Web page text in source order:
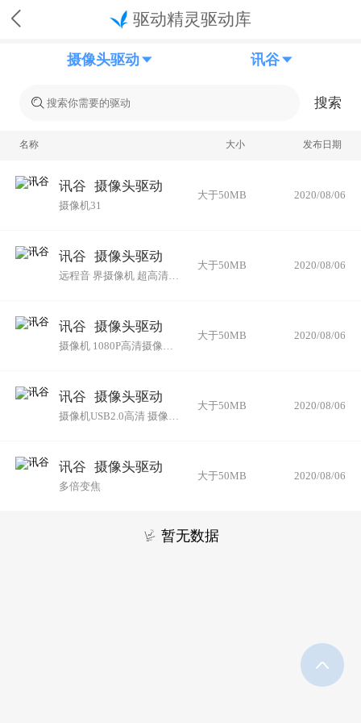
驱动精灵驱动库
摄像头驱动 讯谷
搜索
名称 大小 发布日期
讯谷 摄像头驱动
摄像机31
大于50MB 2020/08/06
讯谷 摄像头驱动
远程音 界摄像机 超高清 动大广角专业设备全套
大于50MB 2020/08/06
讯谷 摄像头驱动
大于50MB 2020/08/06
讯谷 摄像头驱动
大于50MB 2020/08/06
讯谷 摄像头驱动
多倍变焦
大于50MB 2020/08/06
暂无数据